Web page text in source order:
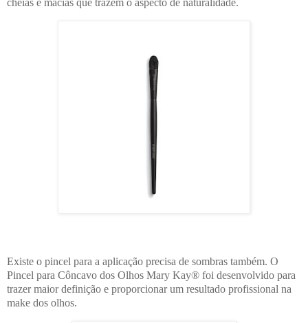
Existe o pincel para a aplicação precisa de sombras também. O
Pincel para Côncavo dos Olhos Mary Kay® foi desenvolvido para
trazer maior definição e proporcionar um resultado profissional na
make dos olhos.